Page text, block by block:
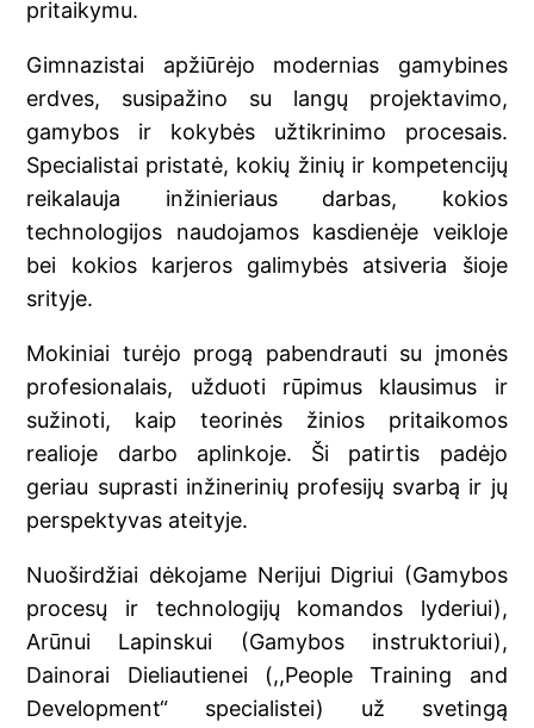
pritaikymu.
Gimnazistai apžiūrėjo modernias gamybines
erdves, susipažino su langų projektavimo,
gamybos ir kokybės užtikrinimo procesais.
Specialistai pristatė, kokių žinių ir kompetencijų
reikalauja inžinieriaus darbas, kokios
technologijos naudojamos kasdienėje veikloje
bei kokios karjeros galimybės atsiveria šioje
srityje.
Mokiniai turėjo progą pabendrauti su įmonės
profesionalais, užduoti rūpimus klausimus ir
sužinoti, kaip teorinės žinios pritaikomos
realioje darbo aplinkoje. Ši patirtis padėjo
geriau suprasti inžinerinių profesijų svarbą ir jų
perspektyvas ateityje.
Nuoširdžiai dėkojame Nerijui Digriui (Gamybos
procesų ir technologijų komandos lyderiui),
Arūnui Lapinskui (Gamybos instruktoriui),
Dainorai Dieliautienei (,,People Training and
Development“ specialistei) už svetingą